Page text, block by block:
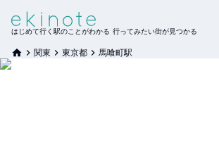
はじめて行く駅のことがわかる 行ってみたい街が見つかる
関東 東京都 馬喰町駅